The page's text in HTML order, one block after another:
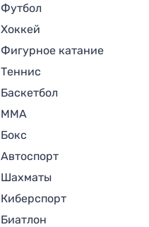
Футбол
Хоккей
Фигурное катание
Теннис
Баскетбол
MMA
Бокс
Автоспорт
Шахматы
Киберспорт
Биатлон